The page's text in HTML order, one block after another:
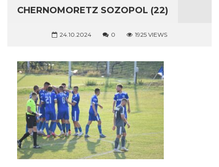
CHERNOMORETZ SOZOPOL (22)
24.10.2024 0 1925 VIEWS